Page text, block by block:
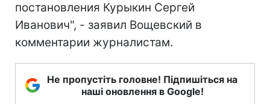
постановления Курыкин Сергей
Иванович", - заявил Вощевский в
комментарии журналистам.
Не пропустіть головне! Підпишіться на
наші оновлення в Google!